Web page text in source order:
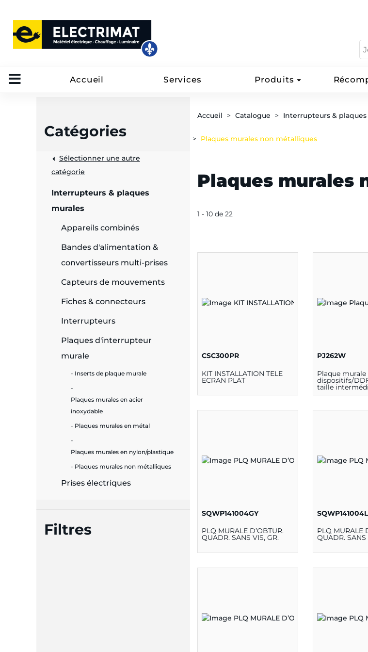
Accueil Services Produits
Catégories
Sélectionner une autre
catégorie
Interrupteurs & plaques
murales
Appareils combinés
Bandes d'alimentation &
convertisseurs multi-prises
Capteurs de mouvements
Fiches & connecteurs
Interrupteurs
Plaques d'interrupteur
murale
Inserts de plaque murale
Plaques murales en acier
inoxydable
Plaques murales en métal
Plaques murales en nylon/plastique
Plaques murales non métalliques
Prises électriques
Filtres
Accueil Catalogue Interrupteurs & plaques
Plaques murales non métalliques
Plaques murales
1 - 10 de 22
CSC300PR
KIT INSTALLATION TELE
ECRAN PLAT
PJ262W
Plaque
dispositifs/
taille
SQWP141004GY
PLQ MURALE D’OBTUR.
QUADR. SANS VIS, GR.
PLQ MURALE
QUADR. SANS